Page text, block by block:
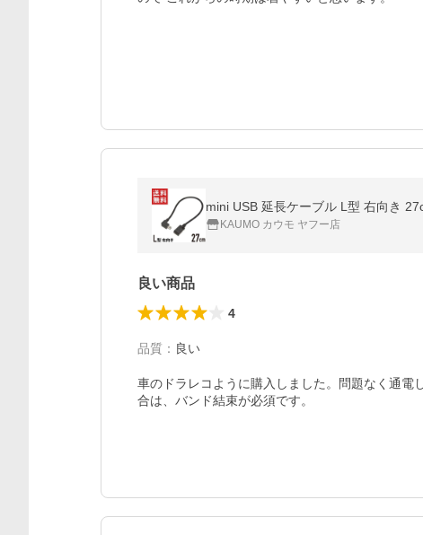
mini USB 延長ケーブル L型 右向き
KAUMO カウモ ヤフー店
良い商品
4
品質 ： 良い
車のドラレコように購入しました。問題なく通電
合は、バンド結束が必須です。